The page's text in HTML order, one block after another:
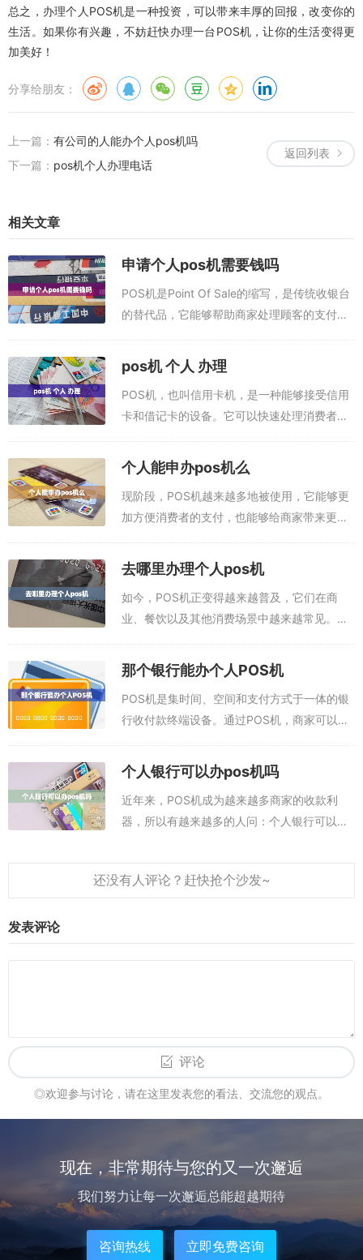
总之，办理个人POS机是一种投资，可以带来丰厚的回报，改变你的
生活。如果你有兴趣，不妨赶快办理一台POS机，让你的生活变得更
加美好！
分享给朋友：
返回列表
上一篇： 有公司的人能办个人pos机吗
下一篇： pos机个人办理电话
相关文章
申请个人pos机需要钱吗
POS机是Point Of Sale的缩写，是传统收银台
的替代品，它能够帮助商家处理顾客的支付交
卡、现金等。申请个人POS机是否需要花费
钱？本文将详细讨论这个问...
pos机 个人 办理
POS机，也叫信用卡机，是一种能够接受信用
卡和借记卡的设备。它可以快速处理消费者的
捷。手机在线免费申请pos机，邮寄到家，可
以刷自己的信用卡，提现，把信用卡里的钱...
个人能申办pos机么
现阶段，POS机越来越多地被使用，它能够更
加方便消费者的支付，也能够给商家带来更多
有很多人不知道，个人能否申办POS机呢？
POS办理入口：点此进入下载申领P0...
去哪里办理个人pos机
如今，POS机正变得越来越普及，它们在商
业、餐饮以及其他消费场景中越来越常见。有
笔支付提供更多便利。那么，普通消费者应该
如何办理个人POS机呢？一起来了解下吧...
那个银行能办个人POS机
POS机是集时间、空间和支付方式于一体的银
行收付款终端设备。通过POS机，商家可以不
款，提高了收款的效率，也更加方便了客户的
支付。办理pos机：加微信办理pos...
个人银行可以办pos机吗
近年来，POS机成为越来越多商家的收款利
器，所以有越来越多的人问：个人银行可以办
到家，可以刷自己的信用卡，提现，把信用卡
里的钱刷到自己的银行储蓄卡，如果有需...
发表评论
评论
◎欢迎参与讨论，请在这里发表您的看法、交流您的观点。
现在，非常期待与您的又一次邂逅
我们努力让每一次邂逅总能超越期待
咨询热线 立即免费咨询